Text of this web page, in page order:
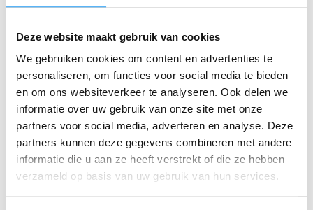
Deze website maakt gebruik van cookies
We gebruiken cookies om content en advertenties te
personaliseren, om functies voor social media te bieden
en om ons websiteverkeer te analyseren. Ook delen we
informatie over uw gebruik van onze site met onze
partners voor social media, adverteren en analyse. Deze
partners kunnen deze gegevens combineren met andere
informatie die u aan ze heeft verstrekt of die ze hebben
verzameld op basis van uw gebruik van hun services.
Kontakt aufnehmen